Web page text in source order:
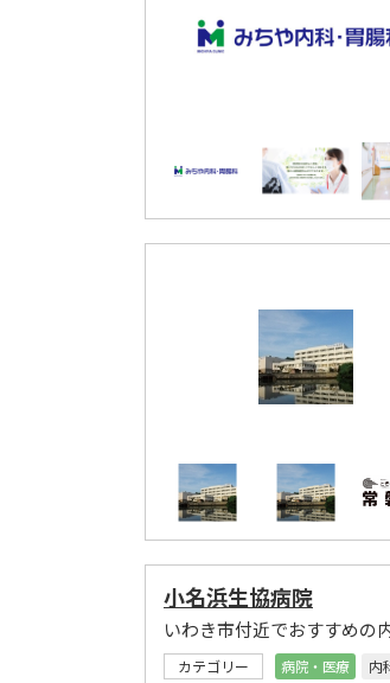
小名浜生協病院
いわき市付近でおすすめの
カテゴリー 病院・医療
内